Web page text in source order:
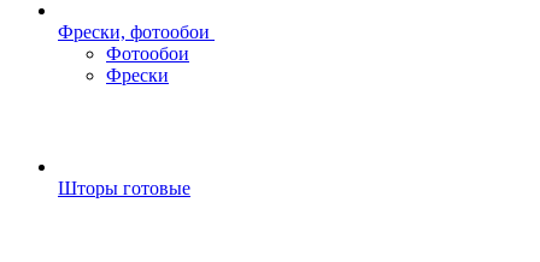
Фрески, фотообои
Фотообои
Фрески
Шторы готовые